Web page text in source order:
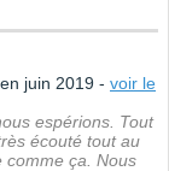
juin 2019 - voir le
espérions. Tout
écouté tout au
comme ça. Nous